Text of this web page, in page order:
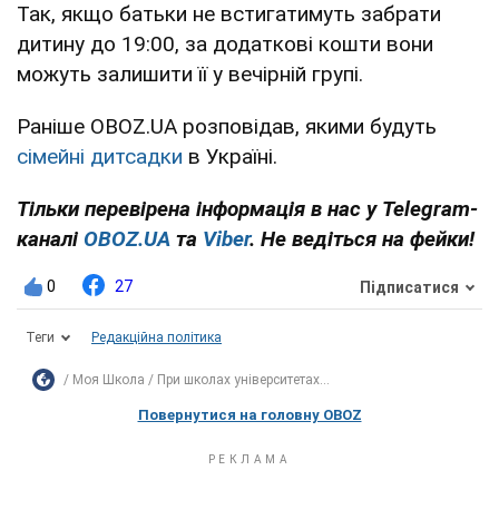
Так, якщо батьки не встигатимуть забрати
дитину до 19:00, за додаткові кошти вони
можуть залишити її у вечірній групі.
Раніше OBOZ.UA розповідав, якими будуть
сімейні дитсадки в Україні.
Тільки перевірена інформація в нас у Telegram-
каналі OBOZ.UA та Viber. Не ведіться на фейки!
0 27 Підписатися
Теги Редакційна політика
Моя Школа При школах університетах...
Повернутися на головну OBOZ